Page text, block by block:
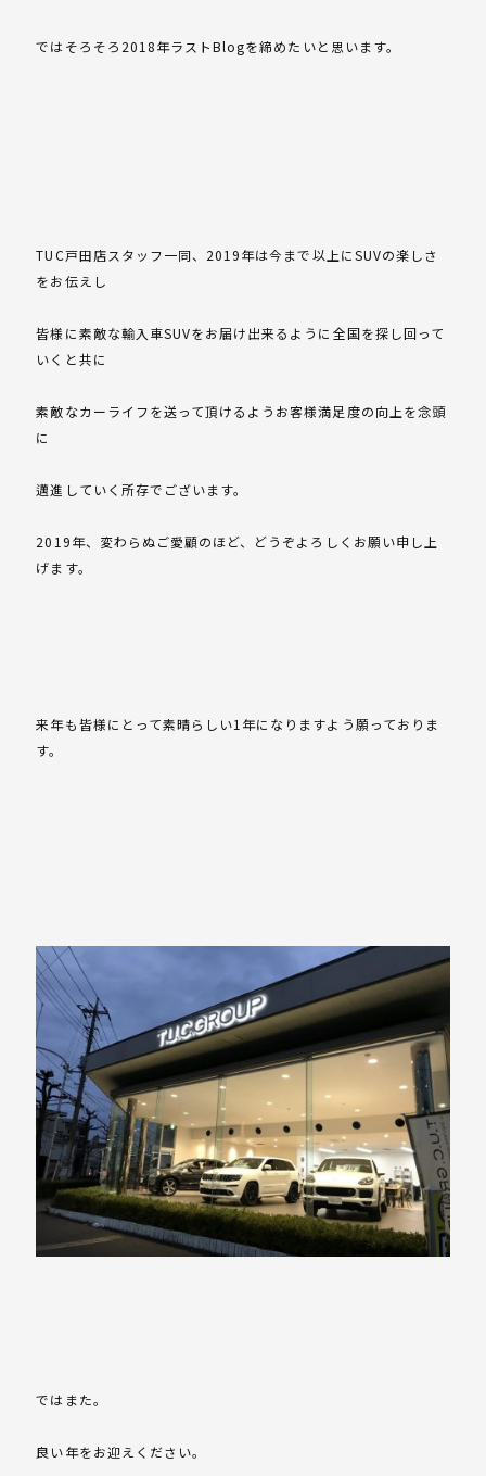
ではそろそろ2018年ラストBlogを締めたいと思います。
TUC戸田店スタッフ一同、2019年は今まで以上にSUVの楽しさ
をお伝えし
皆様に素敵な輸入車SUVをお届け出来るように全国を探し回って
いくと共に
素敵なカーライフを送って頂けるようお客様満足度の向上を念頭
に
邁進していく所存でございます。
2019年、変わらぬご愛顧のほど、どうぞよろしくお願い申し上
げます。
来年も皆様にとって素晴らしい1年になりますよう願っておりま
す。
ではまた。
良い年をお迎えください。